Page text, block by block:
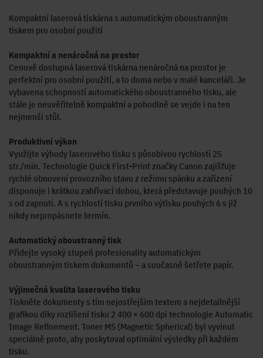
Kompaktní laserová tiskárna s automatickým oboustranným
tiskem pro osobní použití
Kompaktní a nenáročná na prostor
Cenově dostupná laserová tiskárna nenáročná na prostor je
perfektní pro osobní použití, a to doma nebo v malé kanceláři. Je
vybavena schopností automatického oboustranného tisku, ale
stále je neuvěřitelně kompaktní a pohodlně se vejde i na ten
nejmenší stůl.
Produktivní výkon
Využijte výhody laserového tisku s působivou rychlostí 25
str./min. Technologie Quick First-Print značky Canon zajišťuje
rychlé obnovení provozního stavu z režimu spánku a zařízení
disponuje i krátkou zahřívací dobou, která představuje pouhých 10
s od zapnutí. A s rychlostí tisku prvního výtisku pouhých 6 s již
nikdy nepropásnete termín.
Automatický oboustranný tisk
Přidejte vysoký stupeň profesionality automatickým
oboustranným tiskem dokumentů – a současně šetřete papír.
Výjimečná kvalita laserového tisku
Tiskněte dokumenty s tím nejostřejším textem a nejdetailnější
grafikou díky rozlišení tisku 2 400 × 600 dpi technologie Automatic
Image Refinement. Toner MS (Magnetic Spherical) byl vyvinut
speciálně proto, aby poskytoval optimální výsledky při každém
tisku.